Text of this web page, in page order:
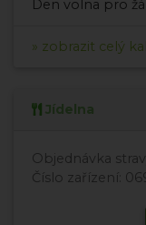
Den volna pro
» zobrazit celý
Jídelna
Objednávka
Číslo zařízení: